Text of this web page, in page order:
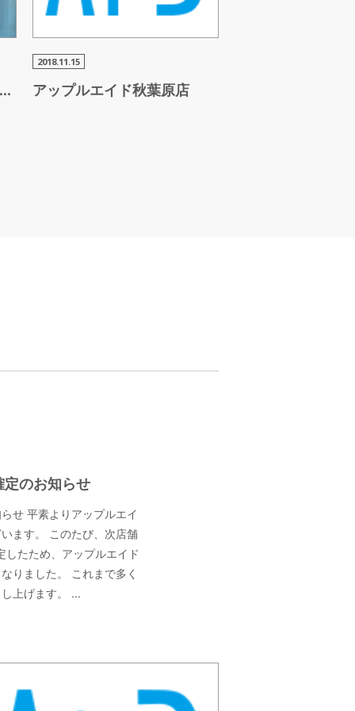
...
2018.11.15
アップルエイド秋葉原店
定のお知らせ
せ 平素よりアップルエイ
ます。 このたび、次店舗
たため、アップルエイド
りました。 これまで多く
上げます。 ...